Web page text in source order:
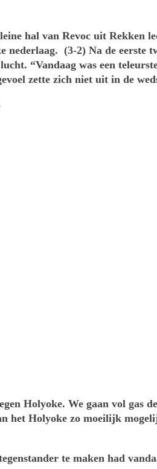
hal van Revoc uit Rekken
nederlaag. (3-2) Na de eerste
“Vandaag was een
zette zich niet uit in de
Holyoke. We gaan vol gas
het Holyoke zo moeilijk
te maken had